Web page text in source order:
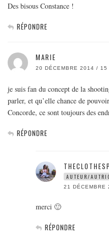
Des bisous Constance !
RÉPONDRE
MARIE
20 DÉCEMBRE 2014 / 15
je suis fan du concept de la
parler, et qu’elle chance de
Concorde, ce sont toujours des
RÉPONDRE
AUTEUR/
21
merci 🙂
RÉPONDRE